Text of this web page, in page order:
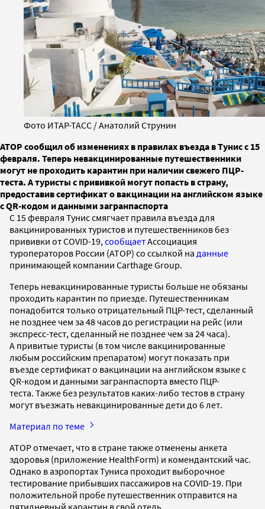
Фото ИТАР-ТАСС / Анатолий Струнин
АТОР сообщил об изменениях в правилах въезда в Тунис с 15
февраля. Теперь невакцинированные путешественники
могут не проходить карантин при наличии свежего ПЦР-
теста. А туристы с прививкой могут попасть в страну,
предоставив сертификат о вакцинации на английском языке
с QR-кодом и данными загранпаспорта
С 15 февраля Тунис смягчает правила въезда для
вакцинированных туристов и путешественников без
прививки от COVID-19, сообщаетАссоциация
туроператоров России (АТОР) со ссылкой на данные
принимающей компании Carthage Group.
Теперь невакцинированные туристы больше не обязаны
проходить карантин по приезде. Путешественникам
понадобится только отрицательный ПЦР-тест, сделанный
не позднее чем за 48 часов до регистрации на рейс (или
экспресс-тест, сделанный не позднее чем за 24 часа).
А привитые туристы (в том числе вакцинированные
любым российским препаратом) могут показать при
въезде сертификат о вакцинации на английском языке с
QR-кодом и данными загранпаспорта вместо ПЦР-
теста. Также без результатов каких-либо тестов в страну
могут въезжать невакцинированные дети до 6 лет.
Материал по теме
АТОР отмечает, что в стране также отменены анкета
здоровья (приложение HealthForm) и комендантский час.
Однако в аэропортах Туниса проходит выборочное
тестирование прибывших пассажиров на COVID-19. При
положительной пробе путешественник отправится на
пятидневный карантин в свой отель.